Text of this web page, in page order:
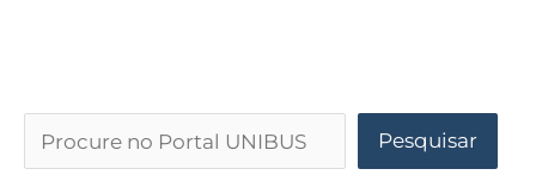
Pesquisar